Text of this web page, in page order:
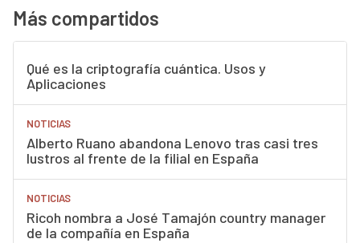
Más compartidos
Qué es la criptografía cuántica. Usos y
Aplicaciones
NOTICIAS
Alberto Ruano abandona Lenovo tras casi tres
lustros al frente de la filial en España
NOTICIAS
Ricoh nombra a José Tamajón country manager
de la compañía en España